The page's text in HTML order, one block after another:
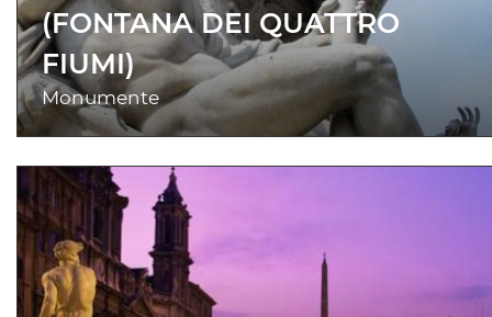
(FONTANA DEI QUATTRO
FIUMI)
Monumente